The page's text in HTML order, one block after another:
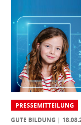
PRESSEMITTEILUNG
GUTE BILDUNG